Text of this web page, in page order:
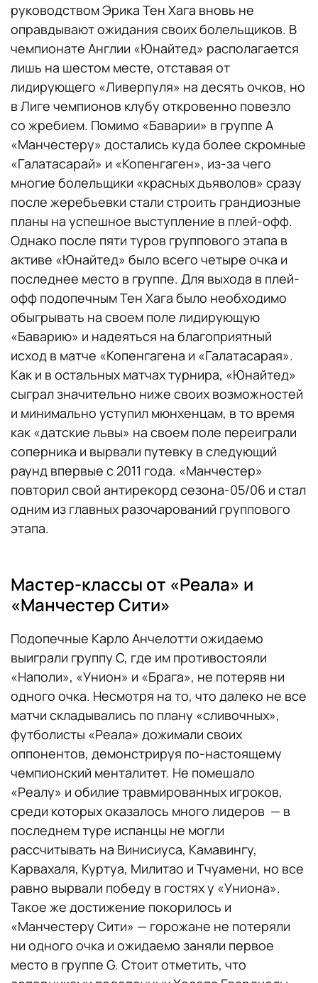
руководством Эрика Тен Хага вновь не
оправдывают ожидания своих болельщиков. В
чемпионате Англии «Юнайтед» располагается
лишь на шестом месте, отставая от
лидирующего «Ливерпуля» на десять очков, но
в Лиге чемпионов клубу откровенно повезло
со жребием. Помимо «Баварии» в группе А
«Манчестеру» достались куда более скромные
«Галатасарай» и «Копенгаген», из-за чего
многие болельщики «красных дьяволов» сразу
после жеребьевки стали строить грандиозные
планы на успешное выступление в плей-офф.
Однако после пяти туров группового этапа в
активе «Юнайтед» было всего четыре очка и
последнее место в группе. Для выхода в плей-
офф подопечным Тен Хага было необходимо
обыгрывать на своем поле лидирующую
«Баварию» и надеяться на благоприятный
исход в матче «Копенгагена и «Галатасарая».
Как и в остальных матчах турнира, «Юнайтед»
сыграл значительно ниже своих возможностей
и минимально уступил мюнхенцам, в то время
как «датские львы» на своем поле переиграли
соперника и вырвали путевку в следующий
раунд впервые с 2011 года. «Манчестер»
повторил свой антирекорд сезона-05/06 и стал
одним из главных разочарований группового
этапа.
Мастер-классы от «Реала» и
«Манчестер Сити»
Подопечные Карло Анчелотти ожидаемо
выиграли группу С, где им противостояли
«Наполи», «Унион» и «Брага», не потеряв ни
одного очка. Несмотря на то, что далеко не все
матчи складывались по плану «сливочных»,
футболисты «Реала» дожимали своих
оппонентов, демонстрируя по-настоящему
чемпионский менталитет. Не помешало
«Реалу» и обилие травмированных игроков,
среди которых оказалось много лидеров — в
последнем туре испанцы не могли
рассчитывать на Винисиуса, Камавингу,
Карвахаля, Куртуа, Милитао и Тчуамени, но все
равно вырвали победу в гостях у «Униона».
Такое же достижение покорилось и
«Манчестеру Сити» — горожане не потеряли
ни одного очка и ожидаемо заняли первое
место в группе G. Стоит отметить, что